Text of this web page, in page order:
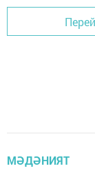
МӘДӘНИЯТ